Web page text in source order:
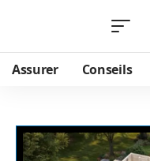
Assurer Conseils